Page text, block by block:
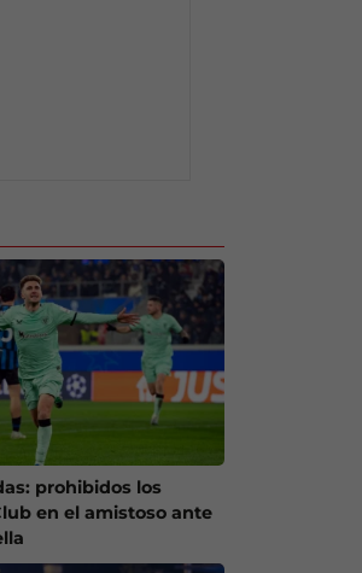
prohibidos los
en el amistoso ante